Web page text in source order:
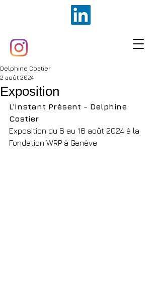
Exposition
Delphine Costier
2 août 2024
L'Instant Présent - Delphine
Costier
Exposition du 6 au 16 août 2024 à la
Fondation WRP à Genève